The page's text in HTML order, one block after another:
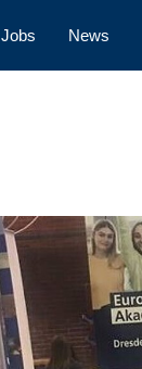
Jobs News